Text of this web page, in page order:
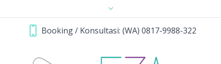
Booking / Konsultasi: (WA) 0817-9988-322